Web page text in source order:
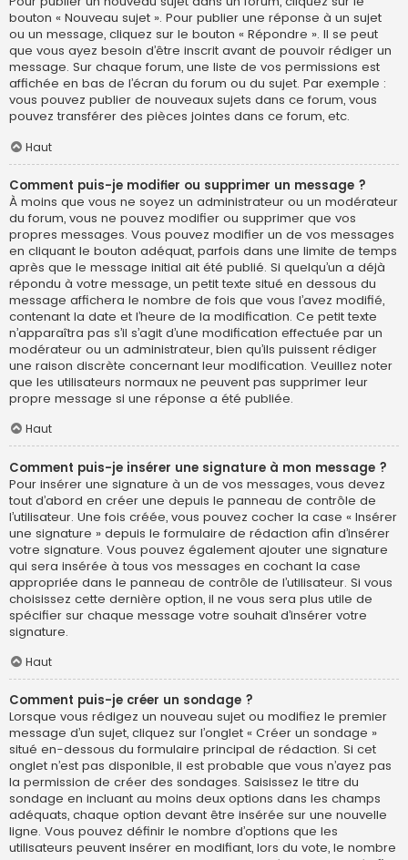
bouton « Nouveau sujet ». Pour publier une réponse à un sujet
ou un message, cliquez sur le bouton « Répondre ». Il se peut
que vous ayez besoin d’être inscrit avant de pouvoir rédiger un
message. Sur chaque forum, une liste de vos permissions est
affichée en bas de l’écran du forum ou du sujet. Par exemple :
vous pouvez publier de nouveaux sujets dans ce forum, vous
pouvez transférer des pièces jointes dans ce forum, etc.
Haut
Comment puis-je modifier ou supprimer un message ?
À moins que vous ne soyez un administrateur ou un modérateur
du forum, vous ne pouvez modifier ou supprimer que vos
propres messages. Vous pouvez modifier un de vos messages
en cliquant le bouton adéquat, parfois dans une limite de temps
après que le message initial ait été publié. Si quelqu’un a déjà
répondu à votre message, un petit texte situé en dessous du
message affichera le nombre de fois que vous l’avez modifié,
contenant la date et l’heure de la modification. Ce petit texte
n’apparaîtra pas s’il s’agit d’une modification effectuée par un
modérateur ou un administrateur, bien qu’ils puissent rédiger
une raison discrète concernant leur modification. Veuillez noter
que les utilisateurs normaux ne peuvent pas supprimer leur
propre message si une réponse a été publiée.
Haut
Comment puis-je insérer une signature à mon message ?
Pour insérer une signature à un de vos messages, vous devez
tout d’abord en créer une depuis le panneau de contrôle de
l’utilisateur. Une fois créée, vous pouvez cocher la case « Insérer
une signature » depuis le formulaire de rédaction afin d’insérer
votre signature. Vous pouvez également ajouter une signature
qui sera insérée à tous vos messages en cochant la case
appropriée dans le panneau de contrôle de l’utilisateur. Si vous
choisissez cette dernière option, il ne vous sera plus utile de
spécifier sur chaque message votre souhait d’insérer votre
signature.
Haut
Comment puis-je créer un sondage ?
Lorsque vous rédigez un nouveau sujet ou modifiez le premier
message d’un sujet, cliquez sur l’onglet « Créer un sondage »
situé en-dessous du formulaire principal de rédaction. Si cet
onglet n’est pas disponible, il est probable que vous n’ayez pas
la permission de créer des sondages. Saisissez le titre du
sondage en incluant au moins deux options dans les champs
adéquats, chaque option devant être insérée sur une nouvelle
ligne. Vous pouvez définir le nombre d’options que les
utilisateurs peuvent insérer en modifiant, lors du vote, le nombre